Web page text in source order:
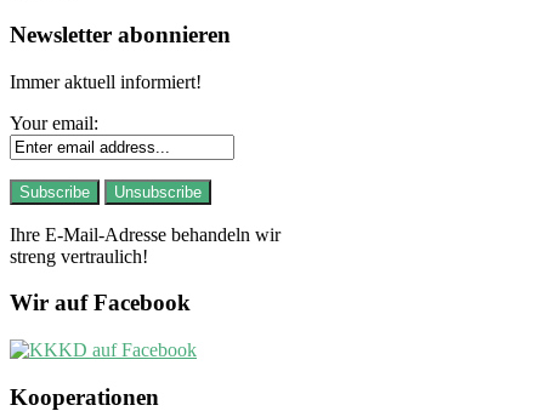
Newsletter abonnieren
Immer aktuell informiert!
Your email:
Ihre E-Mail-Adresse behandeln wir
streng vertraulich!
Wir auf Facebook
Kooperationen